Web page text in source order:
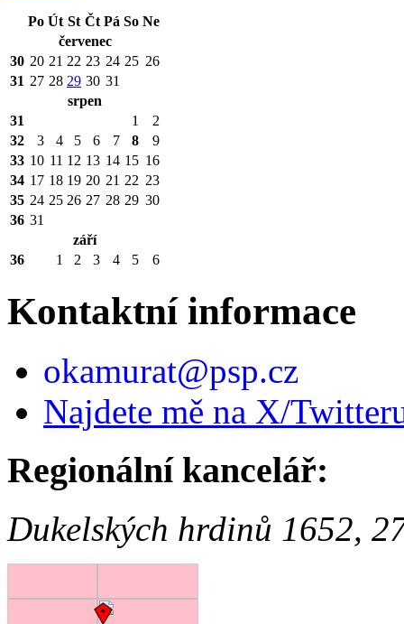
Po Út St Čt Pá So Ne
červenec
30 20 21 22 23 24 25 26
31 27 28 29 30 31
srpen
31
1
2
32
3 4 5 6 7 8
9
33 10 11 12 13 14 15 16
34 17 18 19 20 21 22 23
35 24 25 26 27 28 29 30
36 31
září
36
1 2 3 4 5 6
Kontaktní informace
okamurat@psp.cz
Najdete mě na X/
Regionální kancelář:
Dukelských hrdinů 1652,